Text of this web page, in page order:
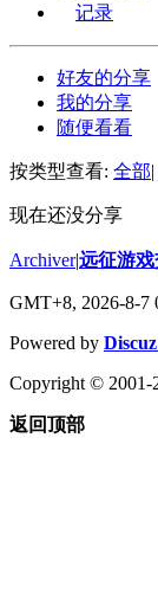
记录
好友的分享
我的分享
随便看看
按类型查看: 全部|
现在还没分享
Archiver|远征游
GMT+8, 2026-8-7
Powered by
Copyright © 2001-
返回顶部